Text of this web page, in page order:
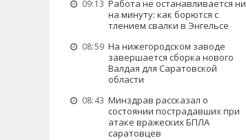
09:13 Работа не останавливается ни
на минуту: как борются с
тлением свалки в Энгельсе
08:59 На нижегородском заводе
завершается сборка нового
Валдая для Саратовской
области
08:43 Минздрав рассказал о
состоянии пострадавших при
атаке вражеских БПЛА
саратовцев